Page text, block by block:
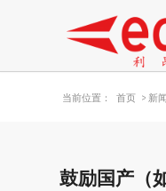
当前位置： 首页 > 新
鼓励国产（